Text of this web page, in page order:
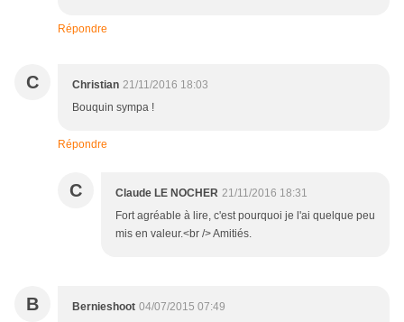
Répondre
C Christian 21/11/2016 18:03
Bouquin sympa !
Répondre
C Claude LE NOCHER 21/11/2016 18:31
Fort agréable à lire, c'est pourquoi je l'ai quelque peu
mis en valeur.<br /> Amitiés.
B Bernieshoot 04/07/2015 07:49